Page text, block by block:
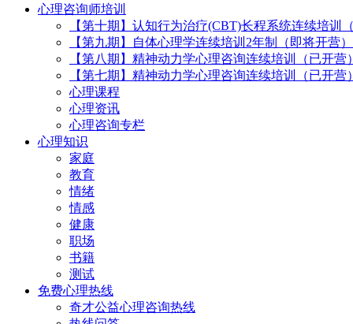
心理咨询师培训
【第十期】认知行为治疗(CBT)长程系统连续培训
【第九期】自体心理学连续培训2年制（即将开营）
【第八期】精神动力学心理咨询连续培训（已开营）
【第七期】精神动力学心理咨询连续培训（已开营）
心理课程
心理资讯
心理咨询专栏
心理知识
家庭
教育
情绪
情感
健康
职场
书籍
测试
免费心理热线
奇才公益心理咨询热线